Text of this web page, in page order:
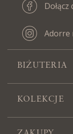
Adorre
BIŻUTERIA
KOLEKCJE